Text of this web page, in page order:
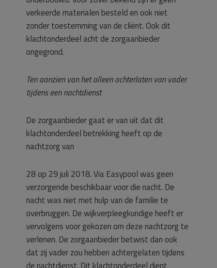
verkeerde materialen besteld en ook niet
zonder toestemming van de cliënt. Ook dit
klachtonderdeel acht de zorgaanbieder
ongegrond.
Ten aanzien van het alleen achterlaten van vader
tijdens een nachtdienst
De zorgaanbieder gaat er van uit dat dit
klachtonderdeel betrekking heeft op de
nachtzorg van
28 op 29 juli 2018. Via Easypool was geen
verzorgende beschikbaar voor die nacht. De
nacht was niet met hulp van de familie te
overbruggen. De wijkverpleegkundige heeft er
vervolgens voor gekozen om deze nachtzorg te
verlenen. De zorgaanbieder betwist dan ook
dat zij vader zou hebben achtergelaten tijdens